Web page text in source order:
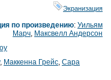
Экранизация
по произведению:Уильям
Марч, Максвелл Андерсон
, Маккенна Грейс, Сара